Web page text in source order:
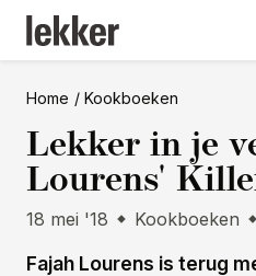
Home Kookboeken
Lekker in je
Lourens'
18 mei '18 Kookboeken
Fajah Lourens is terug